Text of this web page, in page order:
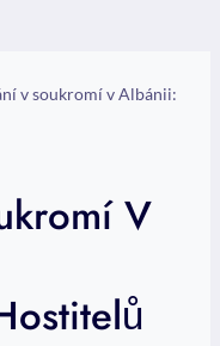
v soukromí v Albánii:
V